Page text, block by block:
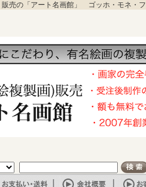
売の「アート名画館」 ゴッホ・モネ・